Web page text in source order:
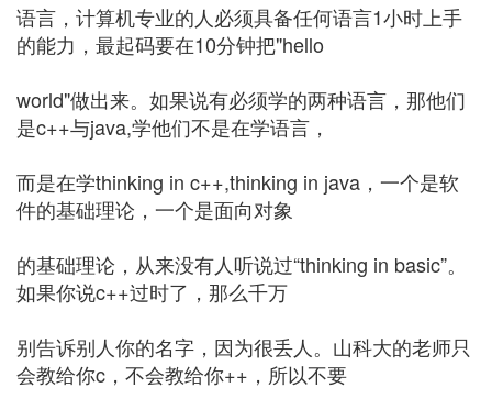
语言，计算机专业的人必须具备任何语言1小时上手
的能力，最起码要在10分钟把"hello
world"做出来。如果说有必须学的两种语言，那他们
是c++与java,学他们不是在学语言，
而是在学thinking in c++,thinking in java，一个是软
件的基础理论，一个是面向对象
的基础理论，从来没有人听说过“thinking in basic”。
如果你说c++过时了，那么千万
别告诉别人你的名字，因为很丢人。山科大的老师只
会教给你c，不会教给你++，所以不要